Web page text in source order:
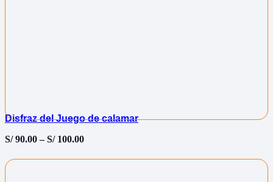
Disfraz del Juego de calamar
S/90.00–S/100.00